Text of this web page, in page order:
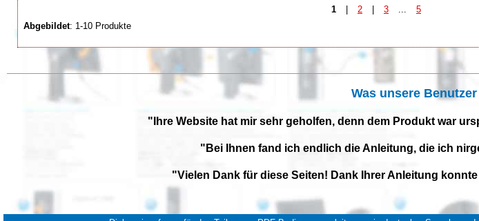
1 | 2 | 3
5
Abgebildet: 1-10 Produkte
Was unsere
"Ihre Website hat mir sehr geholfen, denn dem Produkt war
"Bei Ihnen fand ich endlich die Anleitung, die ich
"Vielen Dank für diese Seiten! Dank Ihrer Anleitung